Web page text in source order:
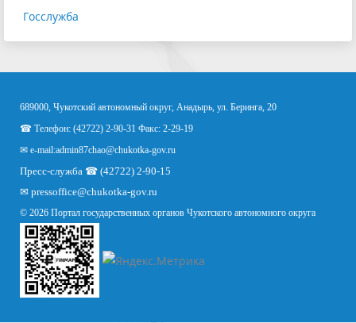
Госслужба
689000, Чукотский автономный округ, Анадырь, ул. Беринга, 20
☎ Телефон: (42722) 2-90-31 Факс: 2-29-19
✉ e-mail:admin87chao@chukotka-gov.ru
Пресс-служба ☎ (42722) 2-90-15
✉ pressoffice@chukotka-gov.ru
© 2026 Портал государственных органов Чукотского автономного округа